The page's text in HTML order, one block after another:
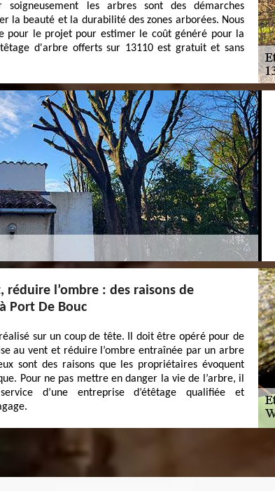
soigneusement les arbres sont des démarches
la beauté et la durabilité des zones arborées. Nous
pour le projet pour estimer le coût généré pour la
d'arbre offerts sur 13110 est gratuit et sans
réduire l’ombre : des raisons de
Port De Bouc
sur un coup de tête. Il doit être opéré pour de
au vent et réduire l’ombre entraînée par un arbre
sont des raisons que les propriétaires évoquent
Pour ne pas mettre en danger la vie de l’arbre, il
d’une entreprise d’étêtage qualifiée et